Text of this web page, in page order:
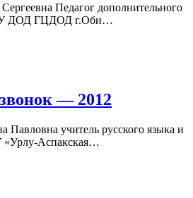
Педагог дополнительного
ДОД ГЦДОД г.Оби…
— 2012
Павловна учитель русского языка и
Аспакская…